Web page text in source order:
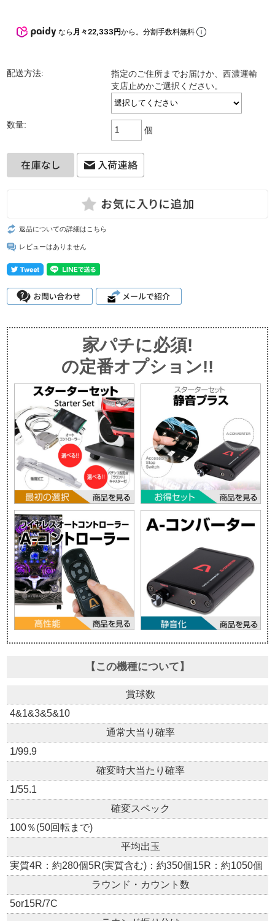
なら 月々22,333円から。分割手数料無料
配送方法:
指定のご住所までお届けか、西濃運輸
支店止めかご選択ください。
数量:
個
返品についての詳細はこちら
レビューはありません
家パチに必須!
の定番オプション!!
【この機種について】
賞球数
4&1&3&5&10
通常大当り確率
1/99.9
確変時大当たり確率
1/55.1
確変スペック
100％(50回転まで)
平均出玉
実質4R：約280個5R(実質含む)：約350個15R：約1050個
ラウンド・カウント数
5or15R/7C